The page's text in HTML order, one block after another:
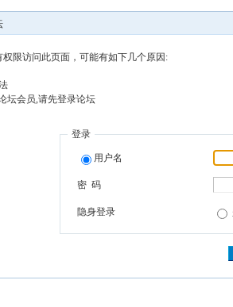
限访问此页面，可能有如下几个原因:
坛会员,请先登录论坛
登录
用户名
密 码
隐身登录